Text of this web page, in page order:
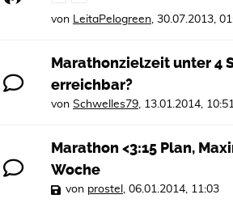
von LeitaPelogreen, 30.07.2013,
Marathonzielzeit unter 4
erreichbar?
von Schwelles79, 13.01.2014,
Marathon <3:15 Plan,
Woche
von prostel , 06.01.2014, 11:03